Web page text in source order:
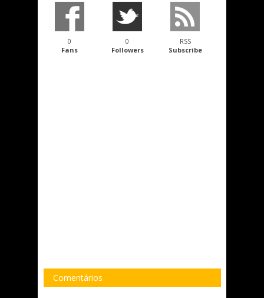
0
Fans
0
Followers
RSS
Subscribe
Comentários